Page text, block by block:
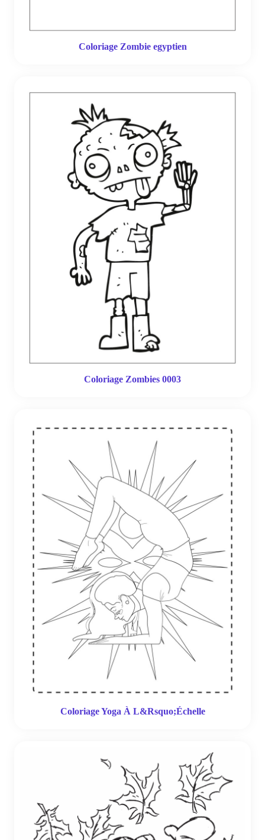
Coloriage Zombie egyptien
Coloriage Zombies 0003
Coloriage Yoga À L&Rsquo;Échelle